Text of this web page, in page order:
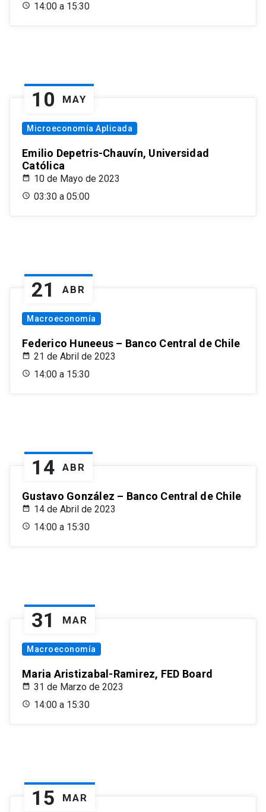
14:00 a 15:30
10 MAY
Microeconomía Aplicada
Emilio Depetris-Chauvín, Universidad
Católica
10 de Mayo de 2023
03:30 a 05:00
21 ABR
Macroeconomía
Federico Huneeus – Banco Central de Chile
21 de Abril de 2023
14:00 a 15:30
14 ABR
Gustavo González – Banco Central de Chile
14 de Abril de 2023
14:00 a 15:30
31 MAR
Macroeconomía
Maria Aristizabal-Ramirez, FED Board
31 de Marzo de 2023
14:00 a 15:30
15 MAR